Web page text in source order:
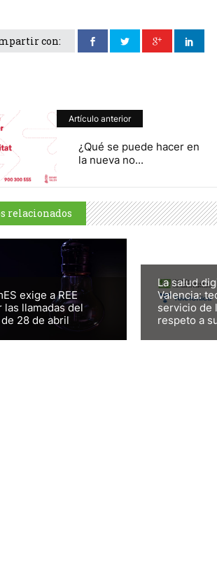
con:
Artículo anterior
¿Qué se puede hacer en
la nueva no...
relacionados
exige a REE
las llamadas del
28 de abril
La salud
Valencia:
servicio de
respeto a